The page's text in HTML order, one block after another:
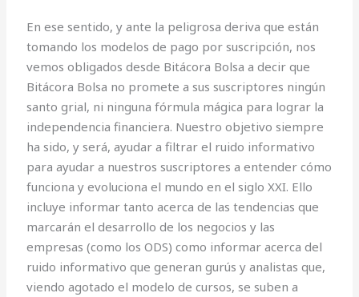
En ese sentido, y ante la peligrosa deriva que están
tomando los modelos de pago por suscripción, nos
vemos obligados desde Bitácora Bolsa a decir que
Bitácora Bolsa no promete a sus suscriptores ningún
santo grial, ni ninguna fórmula mágica para lograr la
independencia financiera. Nuestro objetivo siempre
ha sido, y será, ayudar a filtrar el ruido informativo
para ayudar a nuestros suscriptores a entender cómo
funciona y evoluciona el mundo en el siglo XXI. Ello
incluye informar tanto acerca de las tendencias que
marcarán el desarrollo de los negocios y las
empresas (como los ODS) como informar acerca del
ruido informativo que generan gurús y analistas que,
viendo agotado el modelo de cursos, se suben a